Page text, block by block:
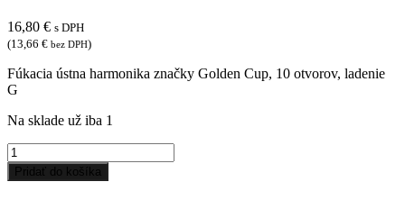
16,80 € s DPH
(13,66 € bez DPH)
Fúkacia ústna harmonika značky Golden Cup, 10 otvorov, ladenie
G
Na sklade už iba 1
množstvo
Golden
Cup
Pridať do košíka